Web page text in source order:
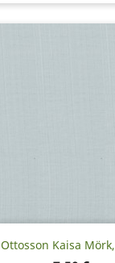
Ottosson Kaisa